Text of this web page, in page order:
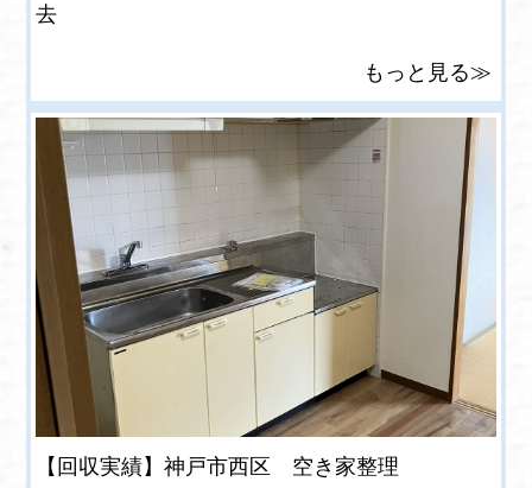
去
もっと見る≫
【回収実績】神戸市西区 空き家整理